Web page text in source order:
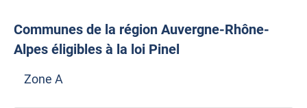
Communes de la région Auvergne-Rhône-
Alpes éligibles à la loi Pinel
Zone A